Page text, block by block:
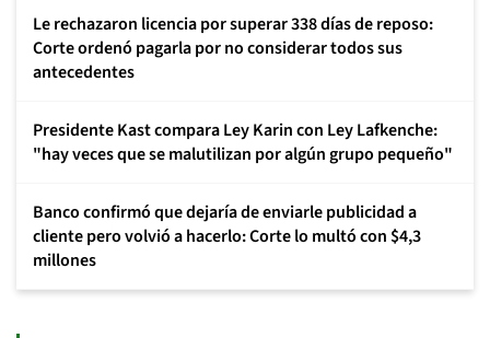
Le rechazaron licencia por superar 338 días de reposo:
Corte ordenó pagarla por no considerar todos sus
antecedentes
Presidente Kast compara Ley Karin con Ley Lafkenche:
"hay veces que se malutilizan por algún grupo pequeño"
Banco confirmó que dejaría de enviarle publicidad a
cliente pero volvió a hacerlo: Corte lo multó con $4,3
millones